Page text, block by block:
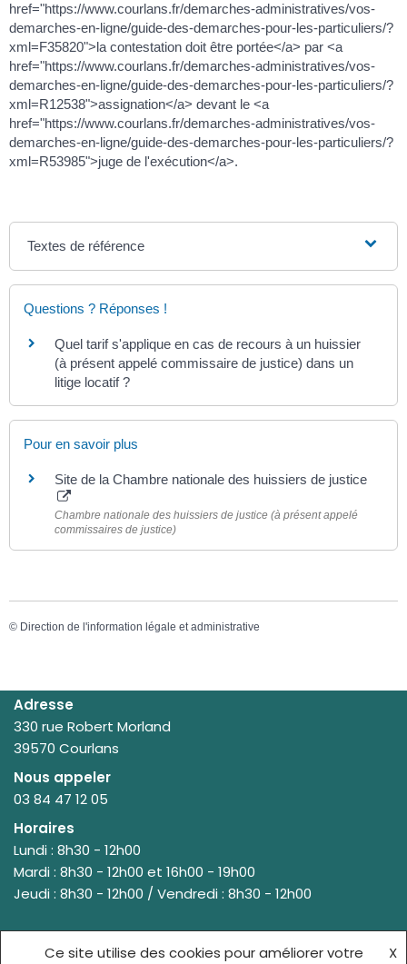
href="https://www.courlans.fr/demarches-administratives/vos-
demarches-en-ligne/guide-des-demarches-pour-les-particuliers/?
xml=F35820">la contestation doit être portée</a> par <a
href="https://www.courlans.fr/demarches-administratives/vos-
demarches-en-ligne/guide-des-demarches-pour-les-particuliers/?
xml=R12538">assignation</a> devant le <a
href="https://www.courlans.fr/demarches-administratives/vos-
demarches-en-ligne/guide-des-demarches-pour-les-particuliers/?
xml=R53985">juge de l'exécution</a>.
Textes de référence
Questions ? Réponses !
Quel tarif s'applique en cas de recours à un huissier
(à présent appelé commissaire de justice) dans un
litige locatif ?
Pour en savoir plus
Site de la Chambre nationale des huissiers de justice
Chambre nationale des huissiers de justice (à présent appelé
commissaires de justice)
© Direction de l'information légale et administrative
Adresse
330 rue Robert Morland
39570 Courlans
Nous appeler
03 84 47 12 05
Horaires
Lundi : 8h30 - 12h00
Mardi : 8h30 - 12h00 et 16h00 - 19h00
Jeudi : 8h30 - 12h00 / Vendredi : 8h30 - 12h00
Ce site utilise des cookies pour améliorer votre X